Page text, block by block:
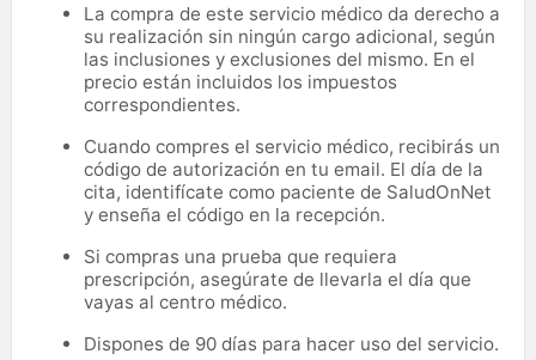
La compra de este servicio médico da derecho a
su realización sin ningún cargo adicional, según
las inclusiones y exclusiones del mismo. En el
precio están incluidos los impuestos
correspondientes.
Cuando compres el servicio médico, recibirás un
código de autorización en tu email. El día de la
cita, identifícate como paciente de SaludOnNet
y enseña el código en la recepción.
Si compras una prueba que requiera
prescripción, asegúrate de llevarla el día que
vayas al centro médico.
Dispones de 90 días para hacer uso del servicio.